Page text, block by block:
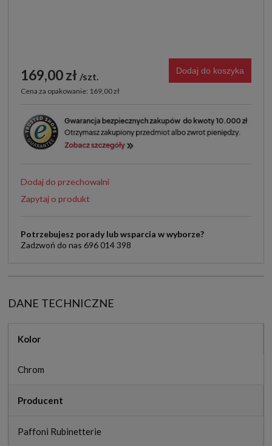
169,00 zł szt.
Cena za opakowanie: 169,00 zł
Dodaj do koszyka
Dodaj do przechowalni
Zapytaj o produkt
Potrzebujesz porady lub wsparcia w wyborze?
Zadzwoń do nas 696 014 398
DANE TECHNICZNE
Kolor
Chrom
Producent
Paffoni Rubinetterie